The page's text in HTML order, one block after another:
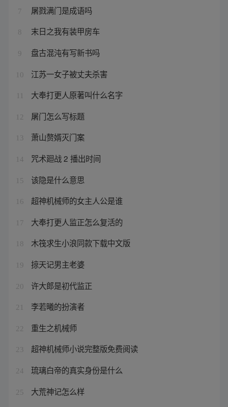
7 屠戮满门是成语吗
8 末日之我有装甲房车
9 盘古混沌有写新书吗
10 江苏一女子被丈夫杀害
大奉打更人原著叫什么名字
12 屠门怎么写标题
13 萧山赘婿灭门案
14 咒术廻战 2 播出时间
15 该隐是什么意思
16 超神机械师的女主人公是谁
17 大奉打更人监正怎么复活的
18 木筏求生小浪同款下载中文版
19 掠天记男主老婆
20 许大郎是初代监正
21 李若曦的扮演者
22 重生之机械师
23 超神机械师小说完整版免费阅读
24 琉璃白帝的真实身份是什么
25
大荒神记怎么样